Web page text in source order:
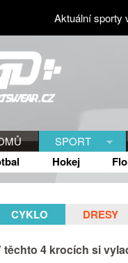
SPORT
Hokej
CYKLO DRESY
těchto 4 krocích si
Aktuální sporty